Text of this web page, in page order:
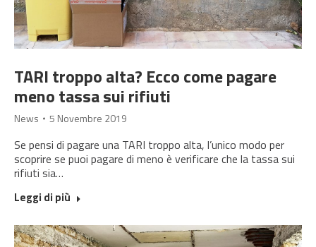
TARI troppo alta? Ecco come pagare
meno tassa sui rifiuti
News 5 Novembre 2019
Se pensi di pagare una TARI troppo alta, l’unico modo per
scoprire se puoi pagare di meno è verificare che la tassa sui
rifiuti sia…
Leggi di più